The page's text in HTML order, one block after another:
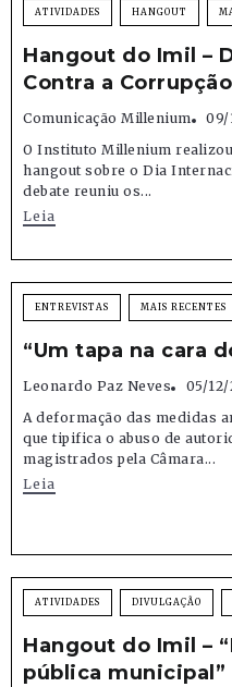
ATIVIDADES HANGOUT
Hangout do Imil –
Contra a Corrupção
Comunicação Millenium
09/
O Instituto Millenium
hangout sobre o Dia
debate reuniu os...
Leia
ENTREVISTAS MAIS RECENTES
“Um tapa na cara
Leonardo Paz Neves
05/12/
A deformação das medidas
que tipifica o abuso de
magistrados pela Câmara...
Leia
ATIVIDADES DIVULGAÇÃO
Hangout do Imil –
pública municipal”